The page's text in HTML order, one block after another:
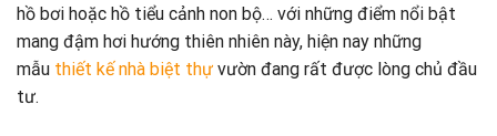
hồ bơi hoặc hồ tiểu cảnh non bộ… với những điểm nổi bật
mang đậm hơi hướng thiên nhiên này, hiện nay những
mẫu thiết kế nhà biệt thự vườn đang rất được lòng chủ đầu
tư.